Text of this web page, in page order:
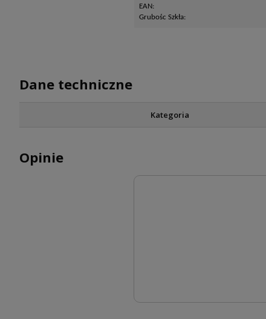
EAN:
Grubośc Szkła:
Dane techniczne
Kategoria
Opinie